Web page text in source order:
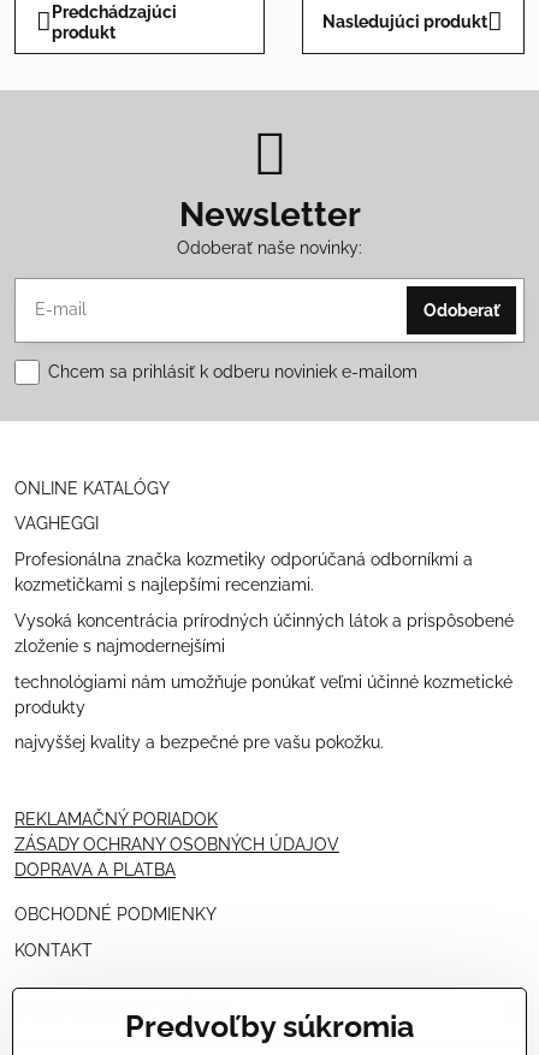
Predchádzajúci
produkt
Nasledujúci produkt
Newsletter
Odoberať naše novinky:
Odoberať
Chcem sa prihlásiť k odberu noviniek e-mailom
ONLINE KATALÓGY
VAGHEGGI
Profesionálna značka kozmetiky odporúčaná odborníkmi a
kozmetičkami s najlepšími recenziami.
Vysoká koncentrácia prírodných účinných látok a prispôsobené
zloženie s najmodernejšími
technológiami nám umožňuje ponúkať veľmi účinné kozmetické
produkty
najvyššej kvality a bezpečné pre vašu pokožku.
REKLAMAČNÝ PORIADOK
ZÁSADY OCHRANY OSOBNÝCH ÚDAJOV
DOPRAVA A PLATBA
OBCHODNÉ PODMIENKY
KONTAKT
PRE KOZMETIČKYPredvoľby súkromia